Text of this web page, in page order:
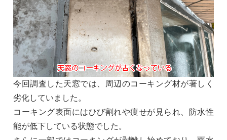
今回調査した天窓では、周辺のコーキング材が著しく
劣化していました。
コーキング表面にはひび割れや痩せが見られ、防水性
能が低下している状態でした。